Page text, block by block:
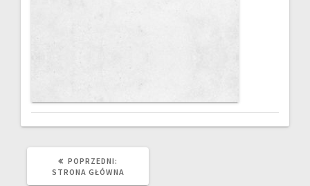
POPRZEDNI:
STRONA GŁÓWNA